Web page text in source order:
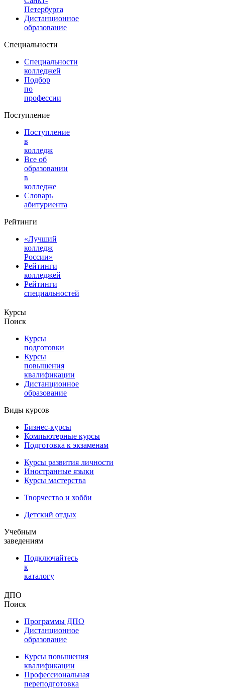
Петербурга
Дистанционное
образование
Специальности
Специальности
колледжей
Подбор
по
профессии
Поступление
Поступление
в
колледж
Все об
образовании
в
колледже
Словарь
абитуриента
Рейтинги
«Лучший
колледж
России»
Рейтинги
колледжей
Рейтинги
специальностей
Курсы
Поиск
Курсы
подготовки
Курсы
повышения
квалификации
Дистанционное
образование
Виды курсов
Бизнес-курсы
Компьютерные курсы
Подготовка к экзаменам
Курсы развития личности
Иностранные языки
Курсы мастерства
Творчество и хобби
Детский отдых
Учебным
заведениям
Подключайтесь
к
каталогу
ДПО
Поиск
Программы ДПО
Дистанционное
образование
Курсы повышения
квалификации
Профессиональная
переподготовка